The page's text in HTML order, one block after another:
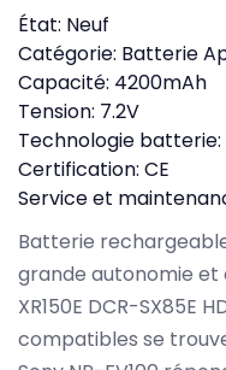
État: Neuf
Catégorie: Batterie
Capacité: 4200mAh
Tension: 7.2V
Technologie batterie:
Certification: CE
Service et
Batterie
grande autonomie et
XR150E DCR-SX85E
compatibles se